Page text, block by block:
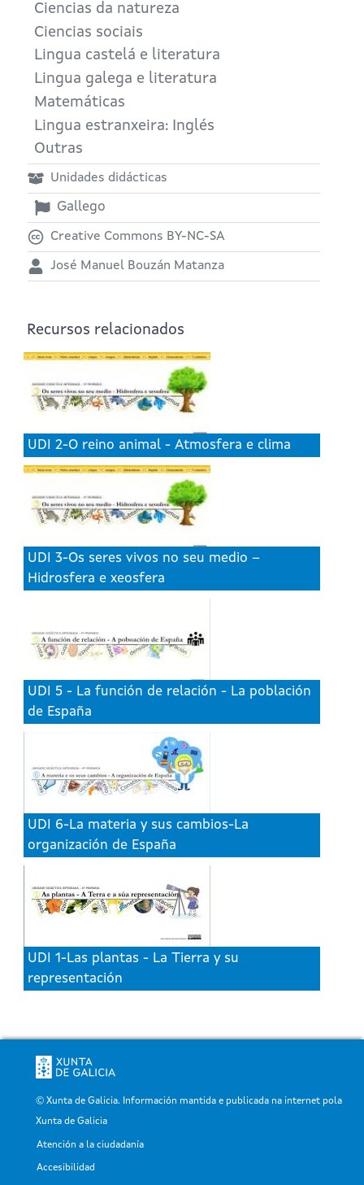
Ciencias da natureza
Ciencias sociais
Lingua castelá e literatura
Lingua galega e literatura
Matemáticas
Lingua estranxeira: Inglés
Outras
Unidades didácticas
Gallego
Creative Commons BY-NC-SA
José Manuel Bouzán Matanza
Recursos relacionados
UDI 2-O reino animal - Atmosfera e clima
UDI 3-Os seres vivos no seu medio –
Hidrosfera e xeosfera
UDI 5 - La función de relación - La población
de España
UDI 6-La materia y sus cambios-La
organización de España
UDI 1-Las plantas - La Tierra y su
representación
© Xunta de Galicia. Información mantida e publicada na internet pola
Xunta de Galicia
Pé
Atención a la ciudadanía
Accesibilidad